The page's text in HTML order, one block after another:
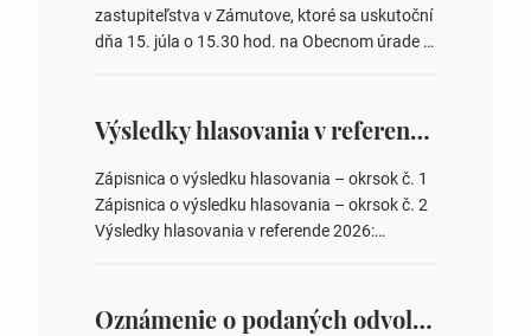
zastupiteľstva v Zámutove, ktoré sa uskutoční
dňa 15. júla o 15.30 hod. na Obecnom úrade v
overovateľov zápisnice 3. Určenie volebných
obvodov pre voľby poslancov obecných
zastupiteľstiev, počtu poslancov obecných
zastupiteľstiev v nich 4. Schválenie odpredaja
obecného pozemku –…
Výsledky hlasovania v referende 2026
Zápisnica o výsledku hlasovania – okrsok č. 1
Zápisnica o výsledku hlasovania – okrsok č. 2
Výsledky hlasovania v referende 2026:
ysledky.html
Oznámenie o podaných odvolaniach a upovedomenie účastníkov konania o obsahu podaných odvolani – Verejná vyhláška